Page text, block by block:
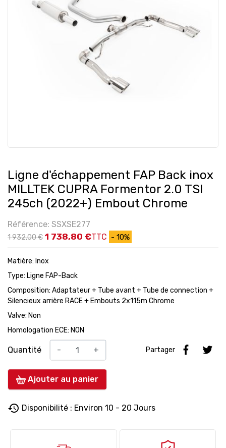
Ligne d'échappement FAP Back inox
MILLTEK CUPRA Formentor 2.0 TSI
245ch (2022+) Embout Chrome
Référence: SSXSE277
1 932,00 € 1 738,80 €TTC - 10%
Matière: Inox
Type: Ligne FAP-Back
Composition: Adaptateur + Tube avant + Tube de connection +
Silencieux arrière RACE + Embouts 2x115m Chrome
Valve: Non
Homologation ECE: NON
Quantité - +
Ajouter au panier
Partager
history Disponibilité : Environ 10 - 20 Jours